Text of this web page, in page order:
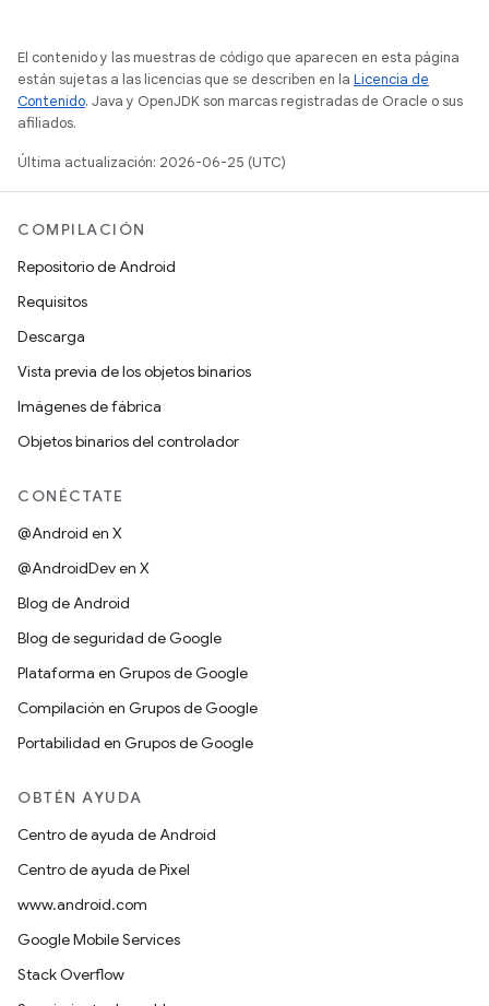
El contenido y las muestras de código que aparecen en esta página
están sujetas a las licencias que se describen en la Licencia de
Contenido. Java y OpenJDK son marcas registradas de Oracle o sus
afiliados.
Última actualización: 2026-06-25 (UTC)
COMPILACIÓN
Repositorio de Android
Requisitos
Descarga
Vista previa de los objetos binarios
Imágenes de fábrica
Objetos binarios del controlador
CONÉCTATE
@Android en X
@AndroidDev en X
Blog de Android
Blog de seguridad de Google
Plataforma en Grupos de Google
Compilación en Grupos de Google
Portabilidad en Grupos de Google
OBTÉN AYUDA
Centro de ayuda de Android
Centro de ayuda de Pixel
www.android.com
Google Mobile Services
Stack Overflow